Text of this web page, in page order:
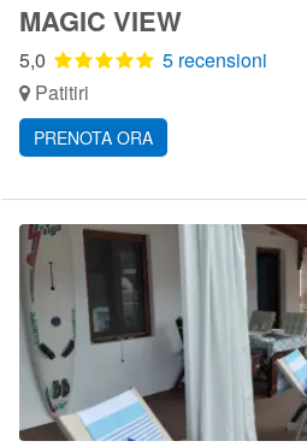
MAGIC VIEW
5,0
5 recensioni
Patitiri
PRENOTA ORA